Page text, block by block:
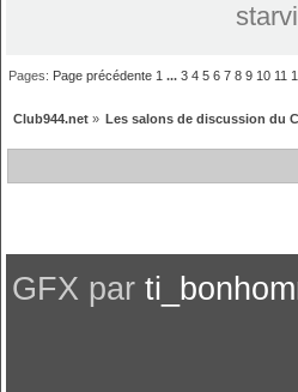
Pages: Page précédente 1 ...3 4 5 6 7 8 9 10 11
Club944.net» Les salons de discussion du
GFX par